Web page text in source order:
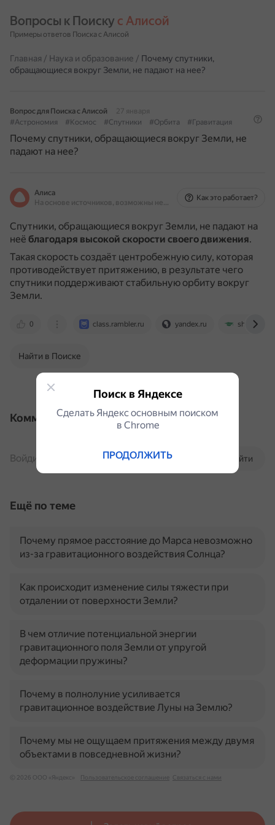
Вопросы к Поиску с Алисой
Примеры ответов Поиска с Алисой
Главная / Наука и образование / Почему спутники,
обращающиеся вокруг Земли, не падают на нее?
Вопрос для Поиска с Алисой
27 января
#Астрономия
#Космос #Спутники #Орбита #Гравитация
Почему спутники, обращающиеся вокруг Земли, не
падают на нее?
Алиса
На основе источников, возможны неточности
Как это работает?
Спутники, обращающиеся вокруг Земли, не падают на
неё благодаря высокой скорости своего движения.
Такая скорость создаёт центробежную силу, которая
противодействует притяжению, в результате чего
спутники поддерживают стабильную орбиту вокруг
Земли.
0 class.rambler.ru yandex.ru
Найти в Поиске
Комментарии
Войти
Войдите, чтобы комментировать
Ещё по теме
Почему прямое расстояние до Марса невозможно
из-за гравитационного воздействия Солнца?
Как происходит изменение силы тяжести при
отдалении от поверхности Земли?
В чем отличие потенциальной энергии
гравитационного поля Земли от упругой
деформации пружины?
Почему в полнолуние усиливается
гравитационное воздействие Луны на Землю?
Почему мы не ощущаем притяжения между двумя
объектами в повседневной жизни?
© 2026 ООО «Яндекс» Пользовательское соглашение Связаться с нами
Поиск в Яндексе
Сделать Яндекс основным поиском
в Сhrome
ПРОДОЛЖИТЬ